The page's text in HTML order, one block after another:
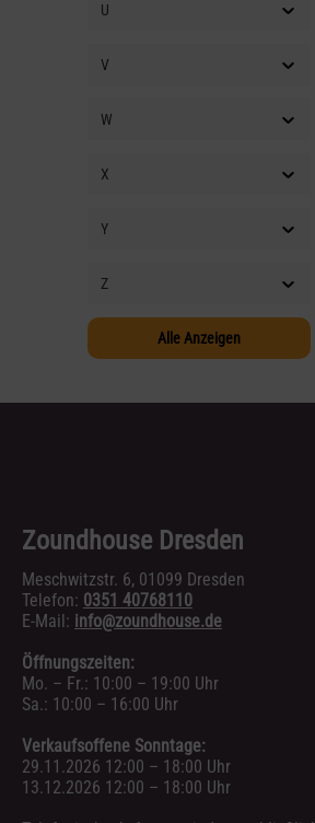
U
V
W
X
Y
Z
Alle Anzeigen
Zoundhouse Dresden
Meschwitzstr. 6, 01099 Dresden
Telefon: 0351 40768110
E-Mail: info@zoundhouse.de
Öffnungszeiten:
Mo. – Fr.: 10:00 – 19:00 Uhr
Sa.: 10:00 – 16:00 Uhr
Verkaufsoffene Sonntage:
29.11.2026 12:00 – 18:00 Uhr
13.12.2026 12:00 – 18:00 Uhr